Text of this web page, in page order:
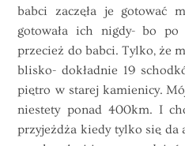
babci zaczęła je gotować
gotowała ich nigdy- bo
przecież do babci. Tylko, że
blisko- dokładnie 19
piętro w starej kamienicy.
niestety ponad 400km. I
przyjeżdża kiedy tylko się